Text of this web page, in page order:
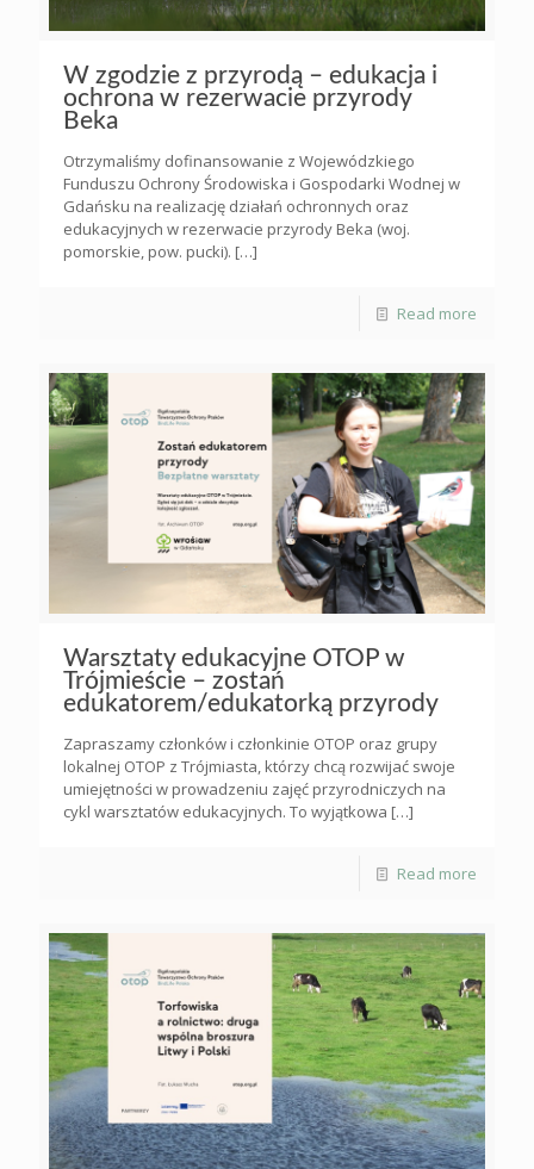
W zgodzie z przyrodą – edukacja i
ochrona w rezerwacie przyrody
Beka
Otrzymaliśmy dofinansowanie z Wojewódzkiego
Funduszu Ochrony Środowiska i Gospodarki Wodnej w
Gdańsku na realizację działań ochronnych oraz
edukacyjnych w rezerwacie przyrody Beka (woj.
pomorskie, pow. pucki). […]
Read more
Warsztaty edukacyjne OTOP w
Trójmieście – zostań
edukatorem/edukatorką przyrody
Zapraszamy członków i członkinie OTOP oraz grupy
lokalnej OTOP z Trójmiasta, którzy chcą rozwijać swoje
umiejętności w prowadzeniu zajęć przyrodniczych na
cykl warsztatów edukacyjnych. To wyjątkowa […]
Read more